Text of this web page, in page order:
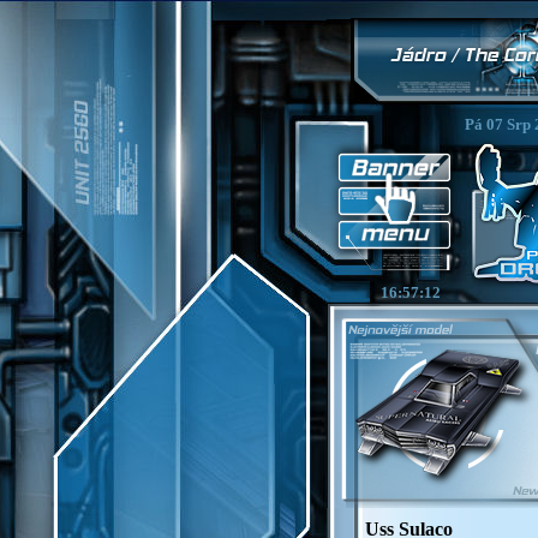
16:57:13
Pá 07 Srp
Uss Sulaco